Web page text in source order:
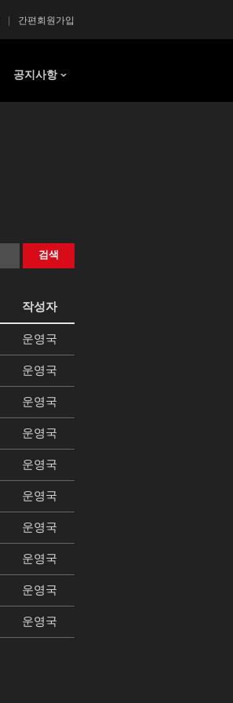
간편회원가입
공지사항
검색
작성자
운영국
운영국
운영국
운영국
운영국
운영국
운영국
운영국
운영국
운영국